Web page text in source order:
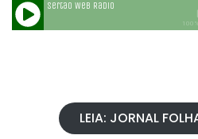
LEIA: JORNAL